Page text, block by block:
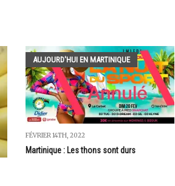
AUJOURD'HUI EN MARTINIQUE
FÉVRIER 14TH, 2022
Martinique : Les thons sont durs